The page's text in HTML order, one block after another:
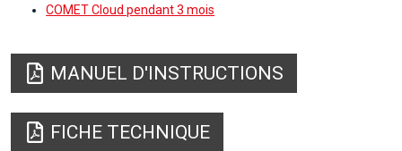
COMET Cloud pendant 3 mois
MANUEL D'INSTRUCTIONS
FICHE TECHNIQUE